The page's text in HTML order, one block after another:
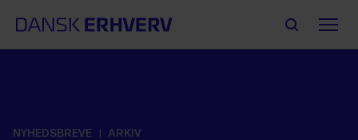
NYHEDSBREVE ARKIV